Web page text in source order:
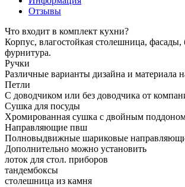
Отзывы
Что входит в комплект кухни?
Корпус, влагостойкая столешница, фасады,
фурнитура.
Ручки
Различные варианты дизайна и материала
Петли
С доводчиком или без доводчика от
Сушка для посуды
Хромированная сушка с двойным
Направляющие пвш
Полновыдвижные шариковые
Дополнительно можно установить
лоток для стол. приборов
тандембоксы
столешница из камня